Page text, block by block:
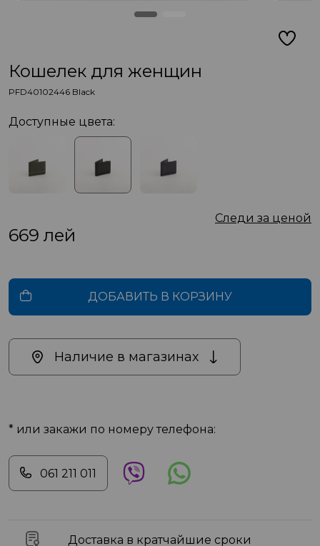
Кошелек для женщин
PFD40102446 Black
Доступные цвета:
Следи за ценой
669лей
ДОБАВИТЬ В КОРЗИНУ
Наличие в магазинах
* или закажи по номеру телефона:
061 211 011
Доставка в кратчайшие сроки